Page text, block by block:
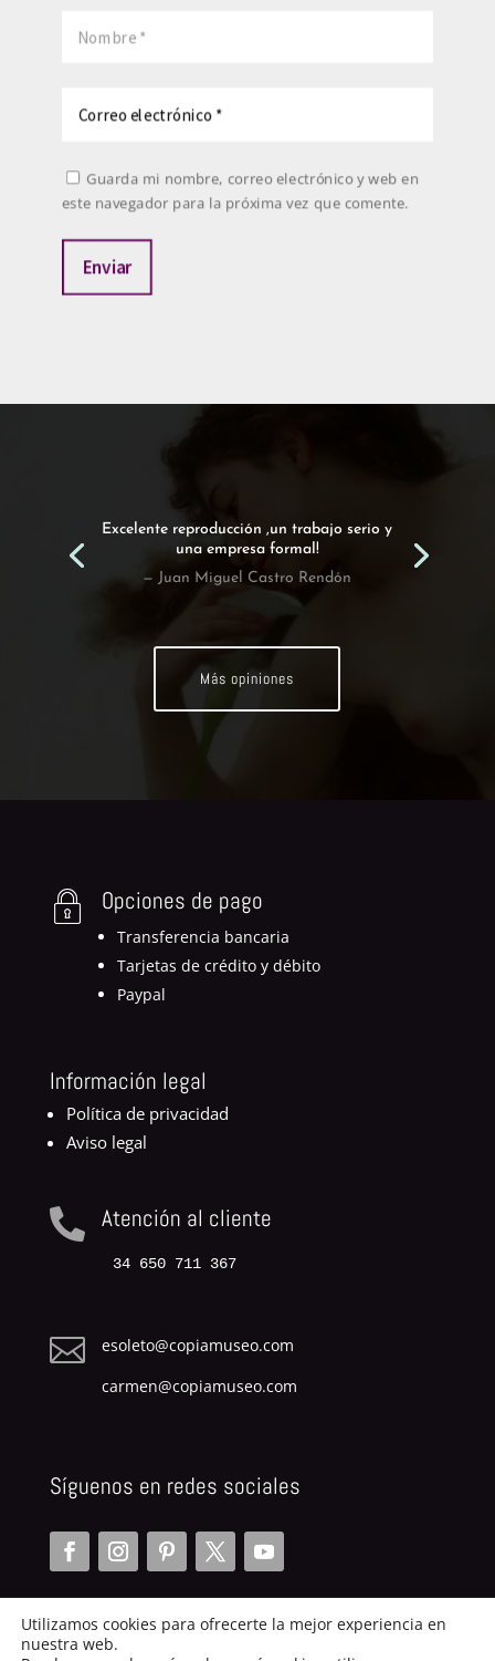
Guarda mi nombre, correo electrónico y web en
este navegador para la próxima vez que comente.
Enviar
Excelente reproducción ,un trabajo serio y
una empresa formal!
— Juan Miguel Castro Rendón
Más opiniones
Opciones de pago
Transferencia bancaria
Tarjetas de crédito y débito
Paypal
Información legal
Política de privacidad
Aviso legal
 Atención al cliente
34 650 711 367

esoleto@copiamuseo.com
carmen@copiamuseo.com
Síguenos en redes sociales
Utilizamos cookies para ofrecerte la mejor experiencia en
nuestra web.